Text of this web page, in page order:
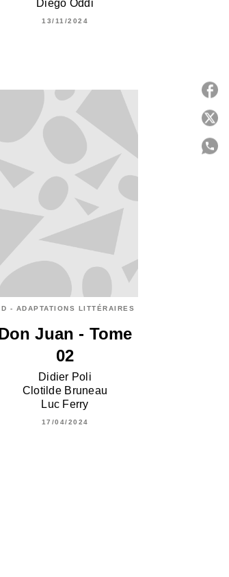
Diego Oddi
13/11/2024
- ADAPTATIONS LITTÉRAIRES
Juan - Tome
02
Didier Poli
Clotilde Bruneau
Luc Ferry
17/04/2024